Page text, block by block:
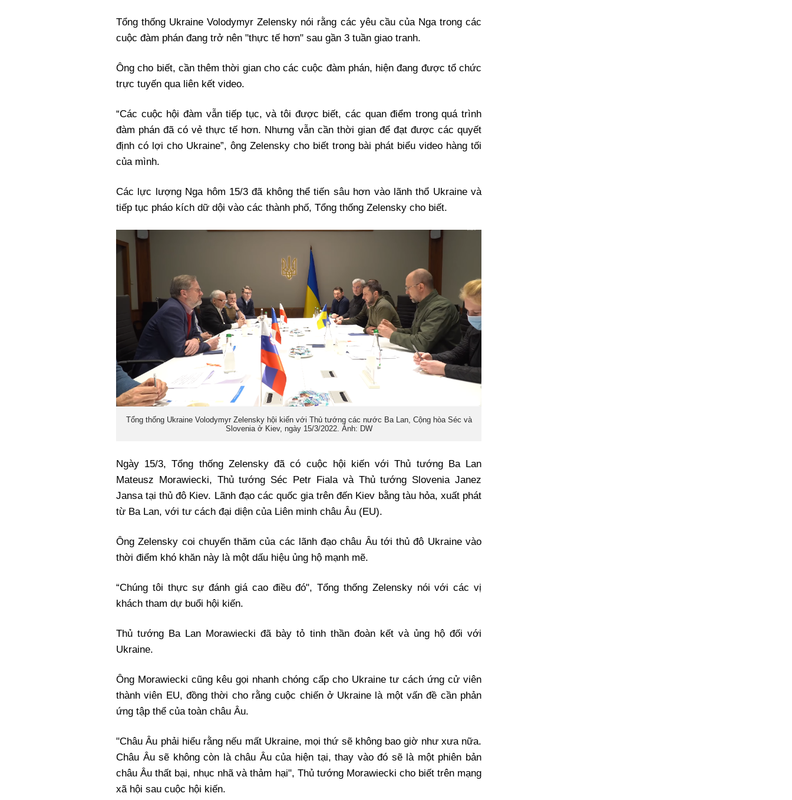
Tổng thống Ukraine Volodymyr Zelensky nói rằng các yêu cầu của Nga trong các
cuộc đàm phán đang trở nên "thực tế hơn" sau gần 3 tuần giao tranh.
Ông cho biết, cần thêm thời gian cho các cuộc đàm phán, hiện đang được tổ chức
trực tuyến qua liên kết video.
“Các cuộc hội đàm vẫn tiếp tục, và tôi được biết, các quan điểm trong quá trình
đàm phán đã có vẻ thực tế hơn. Nhưng vẫn cần thời gian để đạt được các quyết
định có lợi cho Ukraine”, ông Zelensky cho biết trong bài phát biểu video hàng tối
của mình.
Các lực lượng Nga hôm 15/3 đã không thể tiến sâu hơn vào lãnh thổ Ukraine và
tiếp tục pháo kích dữ dội vào các thành phố, Tổng thống Zelensky cho biết.
Tổng thống Ukraine Volodymyr Zelensky hội kiến với Thủ tướng các nước Ba Lan, Cộng hòa Séc và
Slovenia ở Kiev, ngày 15/3/2022. Ảnh: DW
Ngày 15/3, Tổng thống Zelensky đã có cuộc hội kiến với Thủ tướng Ba Lan
Mateusz Morawiecki, Thủ tướng Séc Petr Fiala và Thủ tướng Slovenia Janez
Jansa tại thủ đô Kiev. Lãnh đạo các quốc gia trên đến Kiev bằng tàu hỏa, xuất phát
từ Ba Lan, với tư cách đại diện của Liên minh châu Âu (EU).
Ông Zelensky coi chuyến thăm của các lãnh đạo châu Âu tới thủ đô Ukraine vào
thời điểm khó khăn này là một dấu hiệu ủng hộ mạnh mẽ.
“Chúng tôi thực sự đánh giá cao điều đó", Tổng thống Zelensky nói với các vị
khách tham dự buổi hội kiến.
Thủ tướng Ba Lan Morawiecki đã bày tỏ tinh thần đoàn kết và ủng hộ đối với
Ukraine.
Ông Morawiecki cũng kêu gọi nhanh chóng cấp cho Ukraine tư cách ứng cử viên
thành viên EU, đồng thời cho rằng cuộc chiến ở Ukraine là một vấn đề cần phản
ứng tập thể của toàn châu Âu.
"Châu Âu phải hiểu rằng nếu mất Ukraine, mọi thứ sẽ không bao giờ như xưa nữa.
Châu Âu sẽ không còn là châu Âu của hiện tại, thay vào đó sẽ là một phiên bản
châu Âu thất bại, nhục nhã và thảm hại", Thủ tướng Morawiecki cho biết trên mạng
xã hội sau cuộc hội kiến.